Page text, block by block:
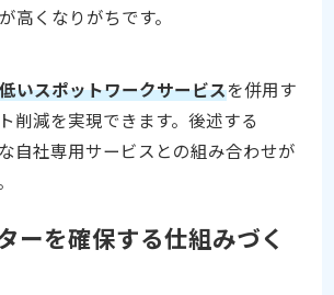
高くなりがちです。
いスポットワークサービスを併用す
削減を実現できます。後述する
自社専用サービスとの組み合わせが
ーを確保する仕組みづく